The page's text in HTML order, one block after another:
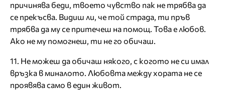
причинява беди, твоето чувство пак не трябва да
се прекъсва. Видиш ли, че той страда, ти пръв
трябва да му се притечеш на помощ. Това е любов.
Ако не му помогнеш, ти не го обичаш.
11. Не можеш да обичаш някого, с когото не си имал
връзка в миналото. Любовта между хората не се
проявява само в един живот.